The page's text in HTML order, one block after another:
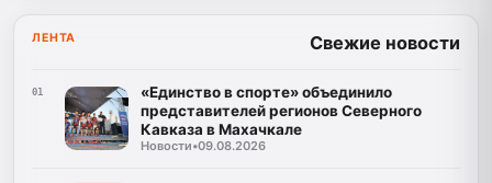
ЛЕНТА Свежие новости
01
«Единство в спорте» объединило
представителей регионов Северного
Кавказа в Махачкале
Новости•09.08.2026